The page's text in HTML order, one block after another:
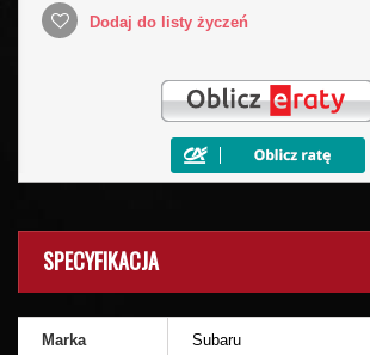
Dodaj do listy życzeń
SPECYFIKACJA
Marka Subaru